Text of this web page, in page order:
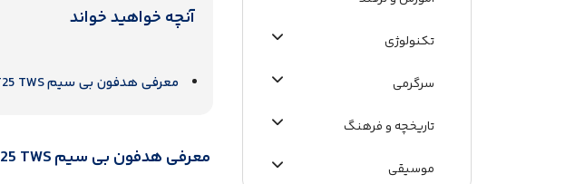
تکنولوژی
سرگرمی
تاریخچه و فرهنگ
موسیقی
آنچه خواهید خواند
معرفی هدفون بی سیم AUKEY Ultra COMPACT EP-T25 TWS
معرفی هدفون بی سیم AUKEY Ultra COMPACT EP-T25 TWS